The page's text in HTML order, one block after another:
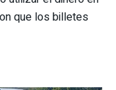
que los billetes